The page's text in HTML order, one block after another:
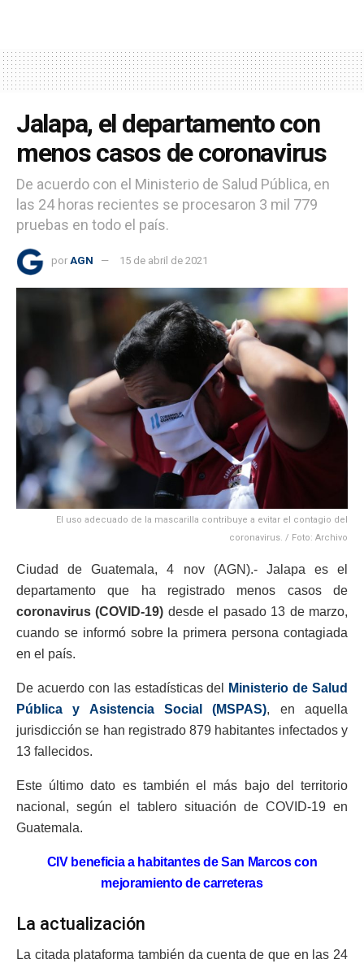
Jalapa, el departamento con
menos casos de coronavirus
De acuerdo con el Ministerio de Salud Pública, en
las 24 horas recientes se procesaron 3 mil 779
pruebas en todo el país.
por AGN 15 de abril de 2021
El uso adecuado de la mascarilla contribuye a evitar el contagio del
coronavirus. / Foto: Archivo
Ciudad de Guatemala, 4 nov (AGN).- Jalapa es el
departamento que ha registrado menos casos de
coronavirus (COVID-19) desde el pasado 13 de marzo,
cuando se informó sobre la primera persona contagiada
en el país.
De acuerdo con las estadísticas del
Ministerio de Salud
Pública y Asistencia Social (MSPAS), en aquella
jurisdicción se han registrado 879 habitantes infectados y
13 fallecidos.
Este último dato es también el más bajo del territorio
nacional, según el tablero situación de COVID-19 en
Guatemala.
CIV beneficia a habitantes de San Marcos con
mejoramiento de carreteras
La actualización
La citada plataforma también da cuenta de que en las 24